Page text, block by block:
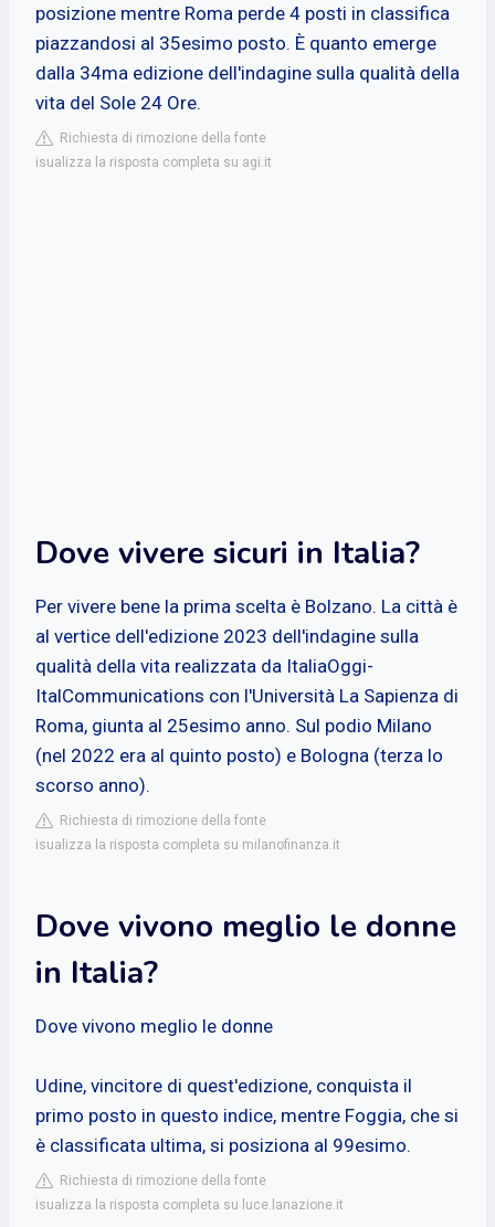
posizione mentre Roma perde 4 posti in classifica
piazzandosi al 35esimo posto. È quanto emerge
dalla 34ma edizione dell'indagine sulla qualità della
vita del Sole 24 Ore.
Richiesta di rimozione della fonte
isualizza la risposta completa su agi.it
Dove vivere sicuri in Italia?
Per vivere bene la prima scelta è Bolzano. La città è
al vertice dell'edizione 2023 dell'indagine sulla
qualità della vita realizzata da ItaliaOggi-
ItalCommunications con l'Università La Sapienza di
Roma, giunta al 25esimo anno. Sul podio Milano
(nel 2022 era al quinto posto) e Bologna (terza lo
scorso anno).
Richiesta di rimozione della fonte
isualizza la risposta completa su milanofinanza.it
Dove vivono meglio le donne
in Italia?
Dove vivono meglio le donne
Udine, vincitore di quest'edizione, conquista il
primo posto in questo indice, mentre Foggia, che si
è classificata ultima, si posiziona al 99esimo.
Richiesta di rimozione della fonte
isualizza la risposta completa su luce.lanazione.it